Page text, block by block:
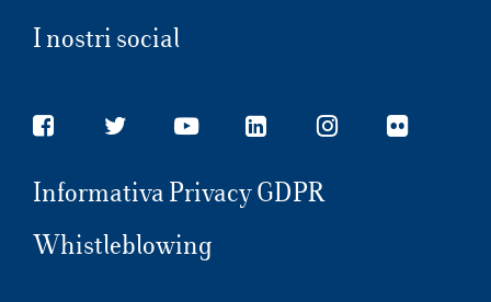
I nostri social
Informativa Privacy GDPR
Whistleblowing